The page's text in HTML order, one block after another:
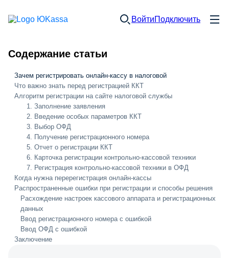
ВойтиПодключить
Содержание статьи
Зачем регистрировать онлайн-кассу в налоговой
Что важно знать перед регистрацией ККТ
Алгоритм регистрации на сайте налоговой службы
1. Заполнение заявления
2. Введение особых параметров ККТ
3. Выбор ОФД
4. Получение регистрационного номера
5. Отчет о регистрации ККТ
6. Карточка регистрации контрольно-кассовой техники
7. Регистрация контрольно-кассовой техники в ОФД
Когда нужна перерегистрация онлайн-кассы
Распространенные ошибки при регистрации и способы решения
Расхождение настроек кассового аппарата и регистрационных
данных
Ввод регистрационного номера с ошибкой
Ввод ОФД с ошибкой
Заключение